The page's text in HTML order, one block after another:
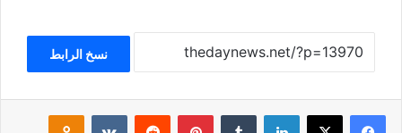
نسخ الرابط
فيسبوك ‫X لينكدإن بينتيريست